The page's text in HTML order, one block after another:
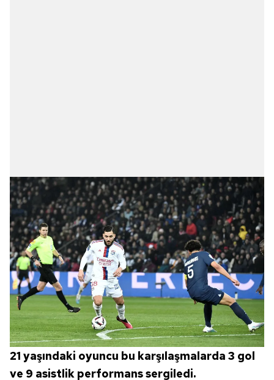
21 yaşındaki oyuncu bu karşılaşmalarda 3 gol
ve 9 asistlik performans sergiledi.